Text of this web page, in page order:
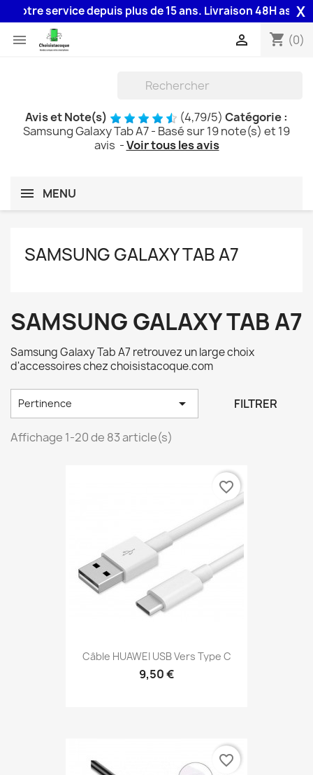
service depuis plus de 15 ans. Livraison 48H assurée par
X
 shopping_cart (0)

Avis et Note(s) (4,79/5) Catégorie :
Samsung Galaxy Tab A7- Basé sur19note(s) et 19
avis -Voir tous les avis
MENU
SAMSUNG GALAXY TAB A7
SAMSUNG GALAXY TAB A7
Samsung Galaxy Tab A7 retrouvez un large choix
d'accessoires chez choisistacoque.com
Pertinence  FILTRER
Affichage 1-20 de 83 article(s)
Câble HUAWEI USB Vers Type C
9,50 €
favorite_border
favorite_border